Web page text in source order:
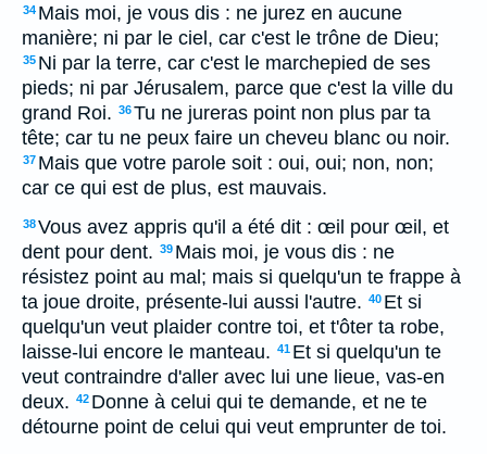
34 Mais moi, je vous dis : ne jurez en aucune
manière; ni par le ciel, car c'est le trône de Dieu;
35 Ni par la terre, car c'est le marchepied de ses
pieds; ni par Jérusalem, parce que c'est la ville du
grand Roi. 36Tu ne jureras point non plus par ta
tête; car tu ne peux faire un cheveu blanc ou noir.
37 Mais que votre parole soit : oui, oui; non, non;
car ce qui est de plus, est mauvais.
38Vous avez appris qu'il a été dit : œil pour œil, et
dent pour dent. 39 Mais moi, je vous dis : ne
résistez point au mal; mais si quelqu'un te frappe à
ta joue droite, présente-lui aussi l'autre. 40 Et si
quelqu'un veut plaider contre toi, et t'ôter ta robe,
laisse-lui encore le manteau. 41 Et si quelqu'un te
veut contraindre d'aller avec lui une lieue, vas-en
deux. 42 Donne à celui qui te demande, et ne te
détourne point de celui qui veut emprunter de toi.